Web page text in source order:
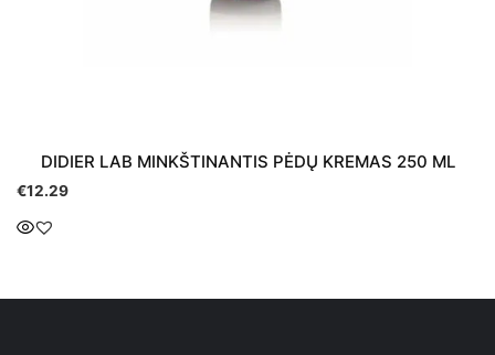
DIDIER LAB MINKŠTINANTIS PĖDŲ KREMAS 250 ML
€12.29